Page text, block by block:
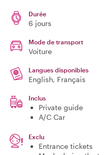
Durée
6 jours
Mode de transport
Voiture
Langues disponibles
English, Français
Inclus
Private guide
A/C Car
Exclu
Entrance tickets